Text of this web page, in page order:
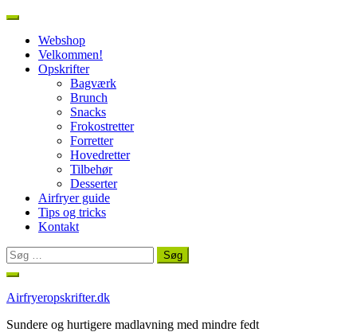
Webshop
Velkommen!
Opskrifter
Bagværk
Brunch
Snacks
Frokostretter
Forretter
Hovedretter
Tilbehør
Desserter
Airfryer guide
Tips og tricks
Kontakt
Søg
efter:
Spring
indhold
Airfryeropskrifter.dk
Sundere og hurtigere madlavning med mindre fedt